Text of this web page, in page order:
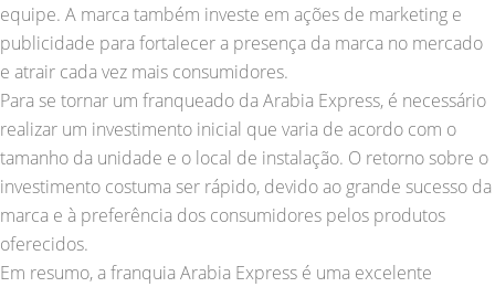
equipe. A marca também investe em ações de marketing e
publicidade para fortalecer a presença da marca no mercado
e atrair cada vez mais consumidores.
Para se tornar um franqueado da Arabia Express, é necessário
realizar um investimento inicial que varia de acordo com o
tamanho da unidade e o local de instalação. O retorno sobre o
investimento costuma ser rápido, devido ao grande sucesso da
marca e à preferência dos consumidores pelos produtos
oferecidos.
Em resumo, a franquia Arabia Express é uma excelente